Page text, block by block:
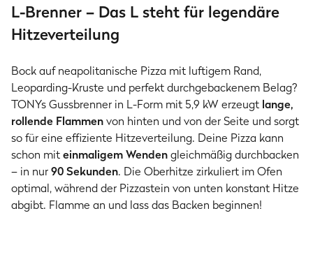
L-Brenner – Das L steht für legendäre
Hitzeverteilung
Bock auf neapolitanische Pizza mit luftigem Rand,
Leoparding-Kruste und perfekt durchgebackenem Belag?
TONYs Gussbrenner in L-Form mit 5,9 kW erzeugt lange,
rollende Flammenvon hinten und von der Seite und sorgt
so für eine effiziente Hitzeverteilung. Deine Pizza kann
schon miteinmaligem Wendengleichmäßig durchbacken
– in nur90 Sekunden. Die Oberhitze zirkuliert im Ofen
optimal, während der Pizzastein von unten konstant Hitze
abgibt. Flamme an und lass das Backen beginnen!